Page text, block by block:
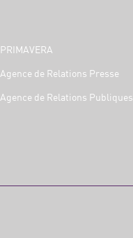
PRIMAVERA
Agence de Relations Presse
Agence de Relations Publiques